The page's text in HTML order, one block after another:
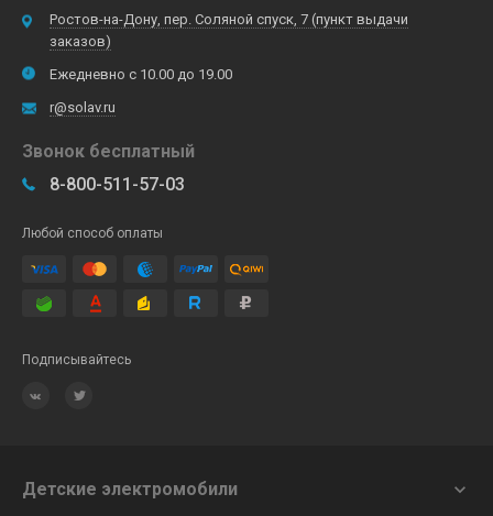
Ростов-на-Дону, пер. Соляной спуск, 7 (пункт выдачи
заказов)
Ежедневно с 10.00 до 19.00
r@solav.ru
Звонок бесплатный
8-800-511-57-03
Любой способ оплаты
Подписывайтесь
Детские электромобили 